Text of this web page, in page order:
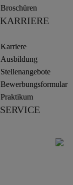
Broschüren
KARRIERE
Karriere
Ausbildung
Stellenangebote
Bewerbungsformular
Praktikum
SERVICE